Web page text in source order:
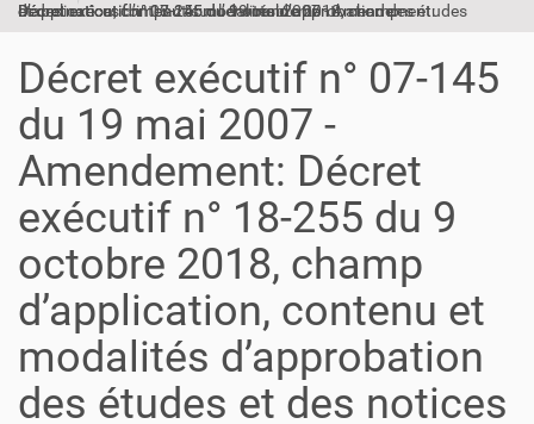
Décret exécutif n° 07-145 du 19 mai 2007 - Amendement: Décret exécutif n° 18-255 du 9 octobre 2018, champ d’application, contenu et modalités d’approbation des études et des notices d’impact sur l’environnement
Décret exécutif n° 07-145
du 19 mai 2007 -
Amendement: Décret
exécutif n° 18-255 du 9
octobre 2018, champ
d’application, contenu et
modalités d’approbation
des études et des notices